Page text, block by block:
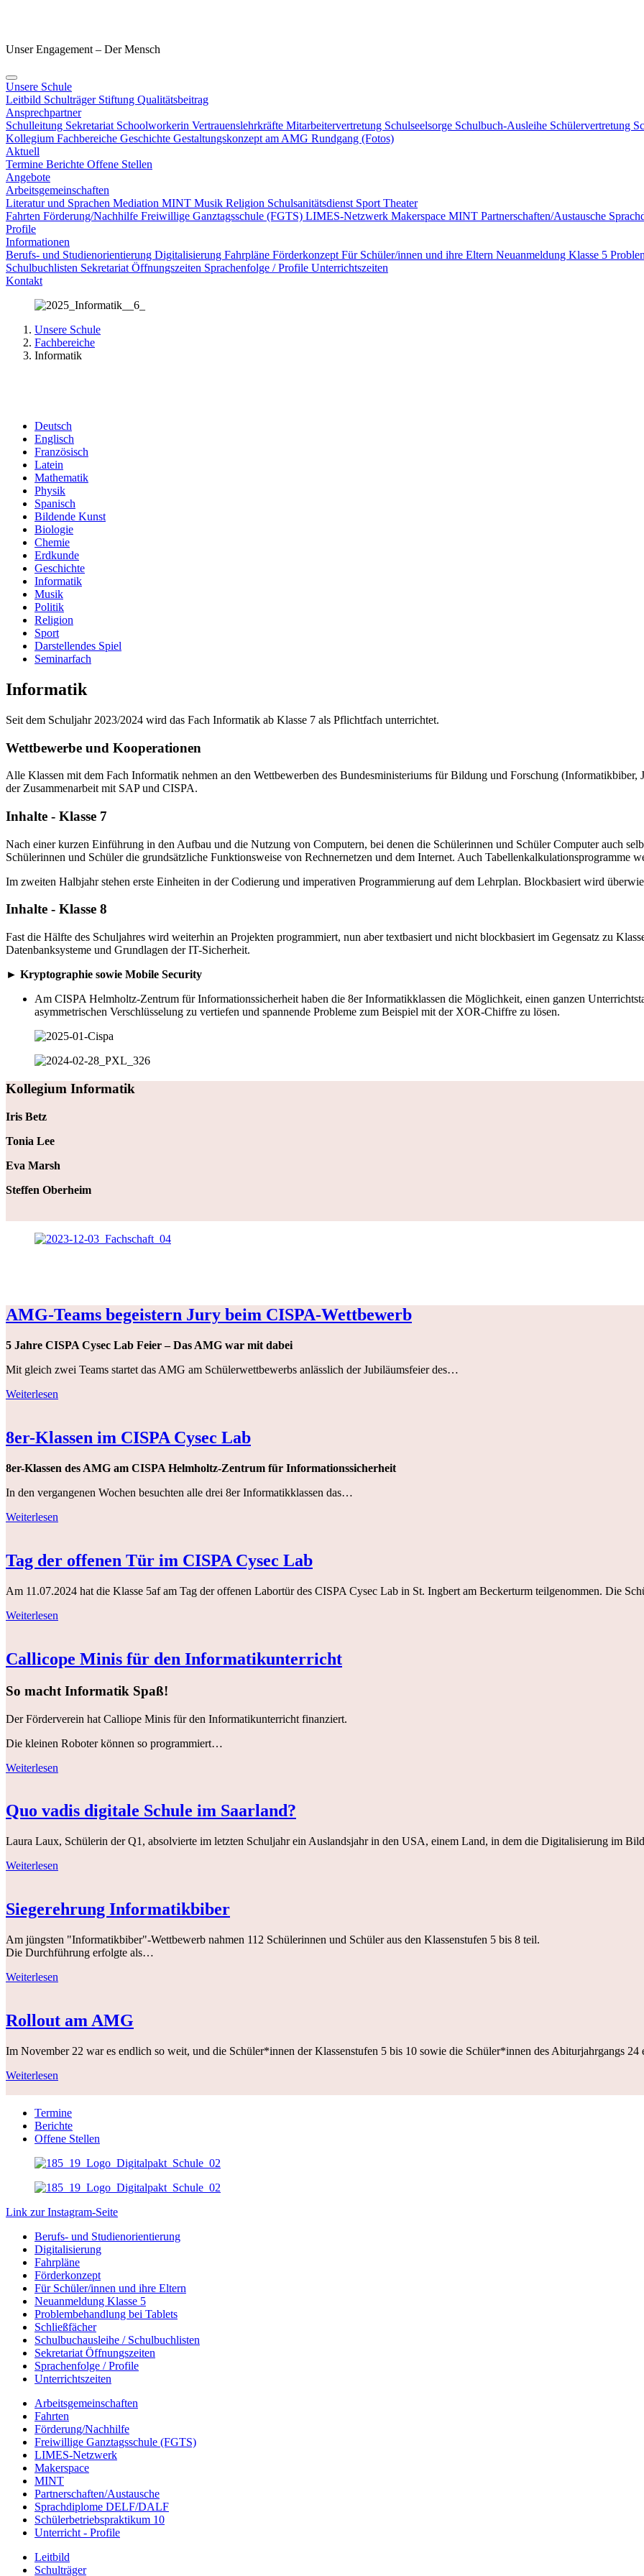
Unser Engagement – Der Mensch
Unsere Schule
Leitbild Schulträger Stiftung Qualitätsbeitrag
Ansprechpartner
Schulleitung Sekretariat Schoolworkerin Vertrauenslehrkräfte Mitarbeitervertretung Schulseelsorge Schulbuch-Ausleihe Schülervertretung
Kollegium Fachbereiche Geschichte Gestaltungskonzept am AMG Rundgang (Fotos)
Aktuell
Termine Berichte Offene Stellen
Angebote
Arbeitsgemeinschaften
Literatur und Sprachen Mediation MINT Musik Religion Schulsanitätsdienst Sport Theater
Fahrten Förderung/Nachhilfe Freiwillige Ganztagsschule (FGTS) LIMES-Netzwerk Makerspace MINT Partnerschaften/Austausche
Profile
Informationen
Berufs- und Studienorientierung Digitalisierung Fahrpläne Förderkonzept Für Schüler/innen und ihre Eltern Neuanmeldung Klasse 5
Schulbuchlisten Sekretariat Öffnungszeiten Sprachenfolge / Profile Unterrichtszeiten
Kontakt
Unsere Schule
Fachbereiche
Informatik
Deutsch
Englisch
Französisch
Latein
Mathematik
Physik
Spanisch
Bildende Kunst
Biologie
Chemie
Erdkunde
Geschichte
Informatik
Musik
Politik
Religion
Sport
Darstellendes Spiel
Seminarfach
Informatik
Seit dem Schuljahr 2023/2024 wird das Fach Informatik ab Klasse 7 als Pflichtfach unterrichtet.
Wettbewerbe und Kooperationen
Alle Klassen mit dem Fach Informatik nehmen an den Wettbewerben des Bundesministeriums für Bildung und Forschung
der Zusammenarbeit mit SAP und CISPA.
Inhalte - Klasse 7
Nach einer kurzen Einführung in den Aufbau und die Nutzung von Computern, bei denen die Schülerinnen und Schüler Computer auch
Schülerinnen und Schüler die grundsätzliche Funktionsweise von Rechnernetzen und dem Internet. Auch Tabellenkalkulationsprogramme
Im zweiten Halbjahr stehen erste Einheiten in der Codierung und imperativen Programmierung auf dem Lehrplan. Blockbasiert wird
Inhalte - Klasse 8
Fast die Hälfte des Schuljahres wird weiterhin an Projekten programmiert, nun aber textbasiert und nicht blockbasiert im Gegensatz zu
Datenbanksysteme und Grundlagen der IT-Sicherheit.
► Kryptographie sowie Mobile Security
Am CISPA Helmholtz-Zentrum für Informationssicherheit haben die 8er Informatikklassen die Möglichkeit, einen ganzen
asymmetrischen Verschlüsselung zu vertiefen und spannende Probleme zum Beispiel mit der XOR-Chiffre zu lösen.
Kollegium Informatik
Iris Betz
Tonia Lee
Eva Marsh
Steffen Oberheim
AMG-Teams begeistern Jury beim CISPA-Wettbewerb
5 Jahre CISPA Cysec Lab Feier – Das AMG war mit dabei
Mit gleich zwei Teams startet das AMG am Schülerwettbewerbs anlässlich der Jubiläumsfeier des…
Weiterlesen
8er-Klassen im CISPA Cysec Lab
8er-Klassen des AMG am CISPA Helmholtz-Zentrum für Informationssicherheit
In den vergangenen Wochen besuchten alle drei 8er Informatikklassen das…
Weiterlesen
Tag der offenen Tür im CISPA Cysec Lab
Am 11.07.2024 hat die Klasse 5af am Tag der offenen Labortür des CISPA Cysec Lab in St. Ingbert am Beckerturm teilgenommen. Die
Weiterlesen
Callicope Minis für den Informatikunterricht
So macht Informatik Spaß!
Der Förderverein hat Calliope Minis für den Informatikunterricht finanziert.
Die kleinen Roboter können so programmiert…
Weiterlesen
Quo vadis digitale Schule im Saarland?
Laura Laux, Schülerin der Q1, absolvierte im letzten Schuljahr ein Auslandsjahr in den USA, einem Land, in dem die Digitalisierung im
Weiterlesen
Siegerehrung Informatikbiber
Am jüngsten "Informatikbiber"-Wettbewerb nahmen 112 Schülerinnen und Schüler aus den Klassenstufen 5 bis 8 teil.
Die Durchführung erfolgte als…
Weiterlesen
Rollout am AMG
Im November 22 war es endlich so weit, und die Schüler*innen der Klassenstufen 5 bis 10 sowie die Schüler*innen des Abiturjahrgangs
Weiterlesen
Termine
Berichte
Offene Stellen
Link zur Instagram-Seite
Berufs- und Studienorientierung
Digitalisierung
Fahrpläne
Förderkonzept
Für Schüler/innen und ihre Eltern
Neuanmeldung Klasse 5
Problembehandlung bei Tablets
Schließfächer
Schulbuchausleihe / Schulbuchlisten
Sekretariat Öffnungszeiten
Sprachenfolge / Profile
Unterrichtszeiten
Arbeitsgemeinschaften
Fahrten
Förderung/Nachhilfe
Freiwillige Ganztagsschule (FGTS)
LIMES-Netzwerk
Makerspace
MINT
Partnerschaften/Austausche
Sprachdiplome DELF/DALF
Schülerbetriebspraktikum 10
Unterricht - Profile
Leitbild
Schulträger